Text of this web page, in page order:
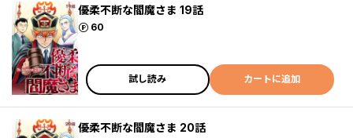
優柔不断な閻魔さま 19話
60
ポイント
試し読み カートに追加
優柔不断な閻魔さま 20話